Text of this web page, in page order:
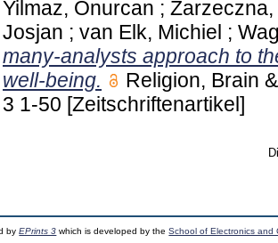
Yilmaz, Onurcan ;
Josjan ; van Elk, Michiel ;
many-analysts approach to
well-being.
Religion, Brain
3 1-50 [Zeitschriftenartikel]
byEPrints 3 which is developed by theSchool of Electronics and